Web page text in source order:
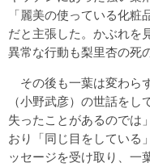
「麗美の使っている化
だと主張した。かぶれを
異常な行動も梨里杏の死
その後も一葉は変わら
（小野武彦）の世話を
失ったことがあるのでは
おり「同じ目をしている
ッセージを受け取り、一